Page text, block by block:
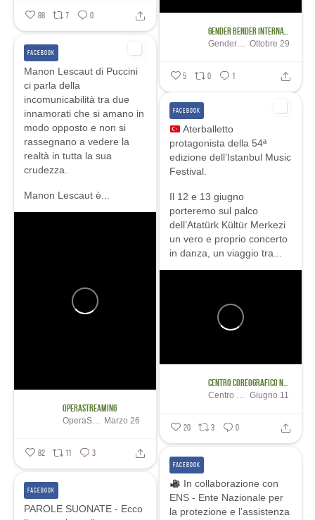
88 7 0
Gender Bender International Festival
Gender Bender International Festival Ottobre 29
5 0 1
Manon Lescaut di Puccini
ci parla della
incomunicabilità tra due
innamorati che si amano in
modo opposto e non si
rassegnano a vedere la
realtà in tutta la sua
crudezza.
Manon Lescaut è...
OperaStreaming
OperaStreaming Marzo 26
FACEBOOK
82 11 3
Aterballetto
protagonista della 54ª
edizione dell’Istanbul Music
Festival.
Il 12 e 13 giugno
porteremo sul palco
dell’Atatürk Kültür Merkezi
un vero e proprio concerto
in danza, un viaggio tra...
Centro Coreografico Nazionale / Aterballetto Giugno 11
FACEBOOK
20 3 0
In collaborazione con
ENS - Ente Nazionale per
la protezione e l’assistenza
FACEBOOK
PAROLE SUONATE - Ecco
FACEBOOK